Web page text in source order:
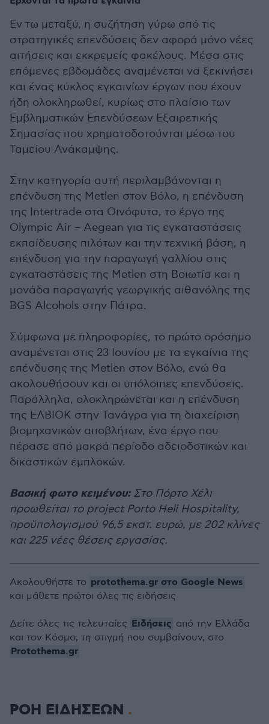
Εν τω μεταξύ, η συζήτηση γύρω από τις
στρατηγικές επενδύσεις δεν αφορά μόνο νέες
αιτήσεις και εκκρεμείς φακέλους. Μέσα στις
επόμενες εβδομάδες αναμένεται να ξεκινήσει
και ένας κύκλος εγκαινίων έργων που έχουν
ήδη ολοκληρωθεί, κυρίως στο πλαίσιο των
Εμβληματικών Επενδύσεων Εξαιρετικής
Σημασίας που χρηματοδοτούνται μέσω του
Ταμείου Ανάκαμψης.
Στην κατηγορία αυτή περιλαμβάνονται η
επένδυση της Metlen στον Βόλο, η επένδυση
της Intertrade στα Οινόφυτα, το έργο της
Olympic Air – Aegean για τις εγκαταστάσεις
εκπαίδευσης πιλότων και την τεχνική βάση, η
επένδυση για την παραγωγή γαλλίου στις
εγκαταστάσεις της Metlen στη Βοιωτία και η
μονάδα παραγωγής γεωργικής αιθανόλης της
BGS Alcohols στην Πάτρα.
Σύμφωνα με πληροφορίες, το πρώτο ορόσημο
αναμένεται στις 23 Ιουνίου με τα εγκαίνια της
επένδυσης της Metlen στον Βόλο, ενώ θα
ακολουθήσουν και οι υπόλοιπες επενδύσεις.
Παράλληλα, ολοκληρώνεται και η επένδυση
της ΕΛΒΙΟΚ στην Τανάγρα για τη διαχείριση
βιομηχανικών αποβλήτων, ένα έργο που
πέρασε από μακρά περίοδο αδειοδοτικών και
δικαστικών εμπλοκών.
Βασική φωτο κειμένου:Στο Πόρτο Χέλι
προωθείται το project Porto Heli Hospitality,
προϋπολογισμού 96,5 εκατ. ευρώ, με 202 κλίνες
και 225 νέες θέσεις εργασίας.
Ακολουθήστε το protothema.gr στο Google News
και μάθετε πρώτοι όλες τις ειδήσεις
Δείτε όλες τις τελευταίες Ειδήσεις από την Ελλάδα
και τον Κόσμο, τη στιγμή που συμβαίνουν, στο
Protothema.gr
ΡΟΗ ΕΙΔΗΣΕΩΝ